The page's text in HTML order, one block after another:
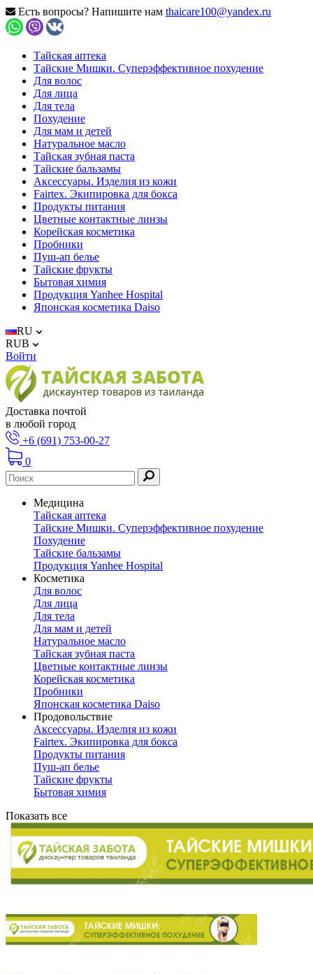
Есть вопросы? Напишите нам thaicare100@yandex.ru
Тайская аптека
Тайские Мишки. Суперэффективное похудение
Для волос
Для лица
Для тела
Похудение
Для мам и детей
Натуральное масло
Тайская зубная паста
Тайские бальзамы
Аксессуары. Изделия из кожи
Fairtex. Экипировка для бокса
Продукты питания
Цветные контактные линзы
Корейская косметика
Пробники
Пуш-ап белье
Тайские фрукты
Бытовая химия
Продукция Yanhee Hospital
Японская косметика Daiso
RU
RUB
Войти
Доставка почтой
в любой город
+6 (691) 753-00-27
0
Медицина
Тайская аптека
Тайские Мишки. Суперэффективное похудение
Похудение
Тайские бальзамы
Продукция Yanhee Hospital
Косметика
Для волос
Для лица
Для тела
Для мам и детей
Натуральное масло
Тайская зубная паста
Цветные контактные линзы
Корейская косметика
Пробники
Японская косметика Daiso
Продовольствие
Аксессуары. Изделия из кожи
Fairtex. Экипировка для бокса
Продукты питания
Пуш-ап белье
Тайские фрукты
Бытовая химия
Показать все